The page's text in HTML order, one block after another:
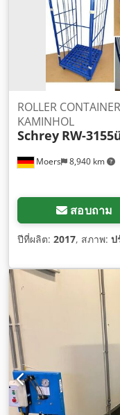
Moers 8,940 km
ROLLER
KAMINHOL
Schrey RW-
สอบถาม
ปีที่ผลิต: 2017, สภาพ: ป